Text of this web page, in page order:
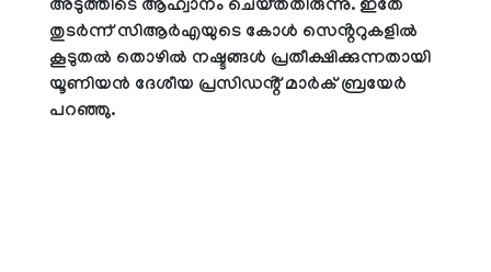
അടുത്തിടെ ആഹ്വാനം ചെയ്തതിരുന്നു. ഇതേ
തുടർന്ന് സിആർഎയുടെ കോൾ സെൻ്ററുകളിൽ
കൂടുതൽ തൊഴിൽ നഷ്ടങ്ങൾ പ്രതീക്ഷിക്കുന്നതായി
യൂണിയൻ ദേശീയ പ്രസിഡൻ്റ് മാർക് ബ്രയേർ
പറഞ്ഞു.